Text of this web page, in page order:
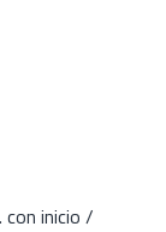
con inicio /